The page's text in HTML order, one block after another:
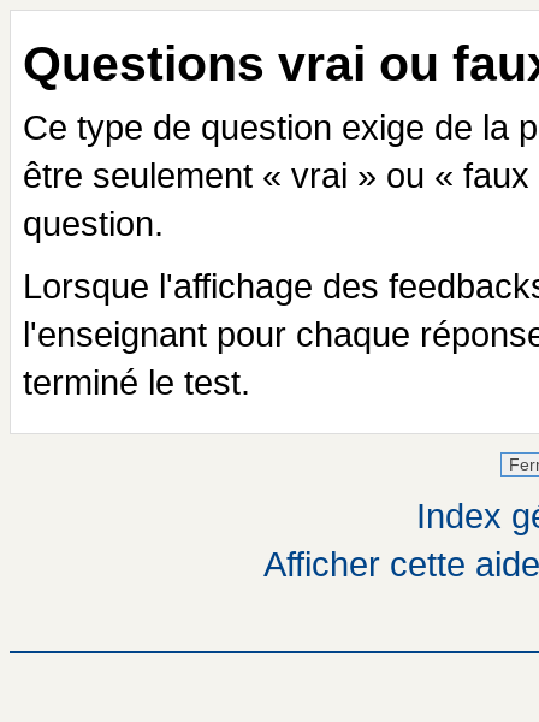
Questions vrai ou
Ce type de question exige de la
être seulement « vrai » ou «
question.
Lorsque l'affichage des
l'enseignant pour chaque
terminé le test.
Index
Afficher cette